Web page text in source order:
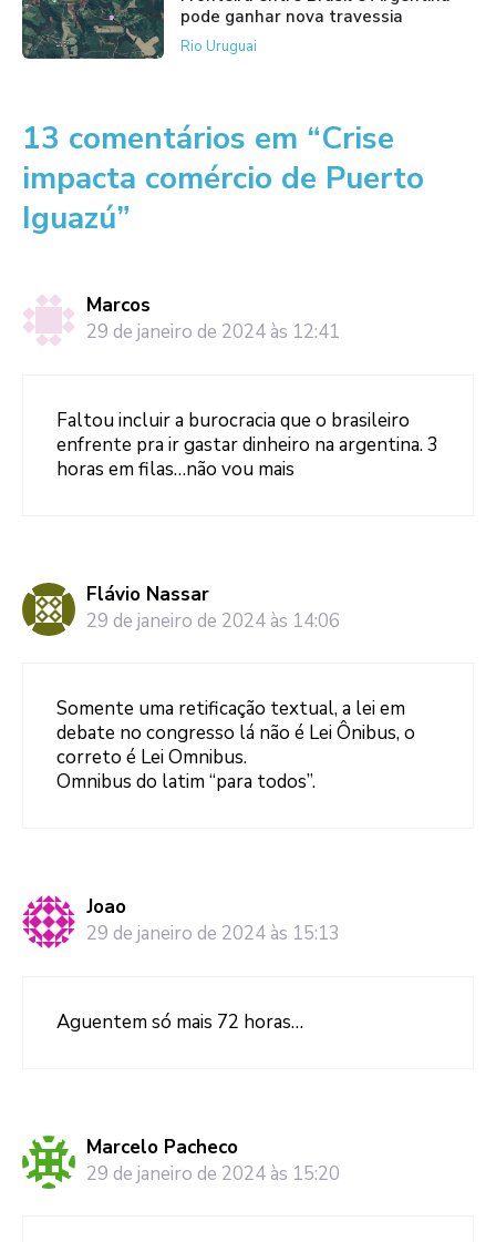
pode ganhar nova travessia
Rio Uruguai
13 comentários em “Crise
impacta comércio de Puerto
Iguazú”
Marcos
29 de janeiro de 2024 às 12:41
Faltou incluir a burocracia que o brasileiro
enfrente pra ir gastar dinheiro na argentina. 3
horas em filas…não vou mais
Flávio Nassar
29 de janeiro de 2024 às 14:06
Somente uma retificação textual, a lei em
debate no congresso lá não é Lei Ônibus, o
correto é Lei Omnibus.
Omnibus do latim “para todos”.
Joao
29 de janeiro de 2024 às 15:13
Aguentem só mais 72 horas…
Marcelo Pacheco
29 de janeiro de 2024 às 15:20